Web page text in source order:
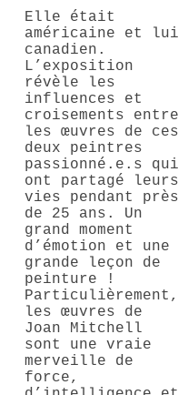
Elle était
américaine et lui
canadien.
L’exposition
révèle les
influences et
croisements entre
les œuvres de ces
deux peintres
passionné.e.s qui
ont partagé leurs
vies pendant près
de 25 ans. Un
grand moment
d’émotion et une
grande leçon de
peinture !
Particulièrement,
les œuvres de
Joan Mitchell
sont une vraie
merveille de
force,